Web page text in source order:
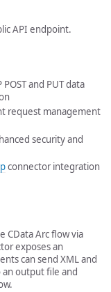
API endpoint.
and PUT data
request management
security and
connector integration
CData Arc flow via
exposes an
can send XML and
an output file and